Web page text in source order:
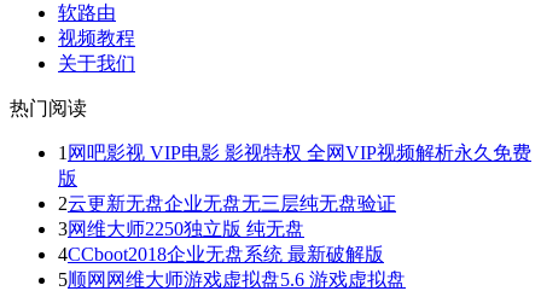
软路由
视频教程
关于我们
热门阅读
1 网吧影视 VIP电影 影视特权 全网VIP视频解析永久免费
版
2云更新无盘企业无盘无三层纯无盘验证
3网维大师2250独立版 纯无盘
4CCboot2018企业无盘系统 最新破解版
5顺网网维大师游戏虚拟盘5.6 游戏虚拟盘